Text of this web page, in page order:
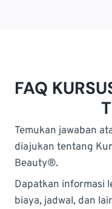
FAQ
Temukan jawaban
diajukan tentang
Beauty®.
Dapatkan informasi
biaya, jadwal, dan